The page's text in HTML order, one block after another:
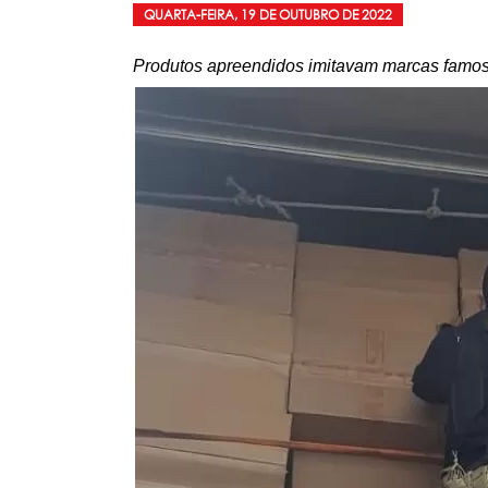
QUARTA-FEIRA, 19 DE OUTUBRO DE 2022
Produtos apreendidos imitavam marcas